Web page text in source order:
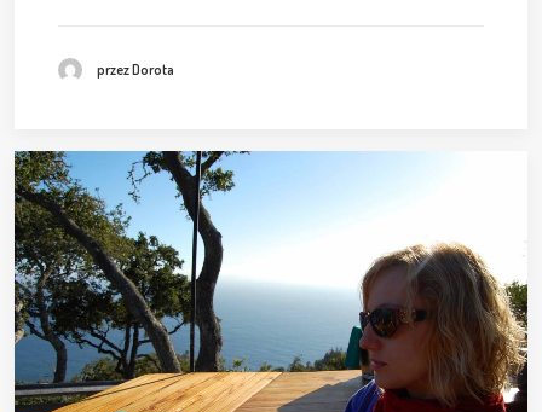
przez Dorota